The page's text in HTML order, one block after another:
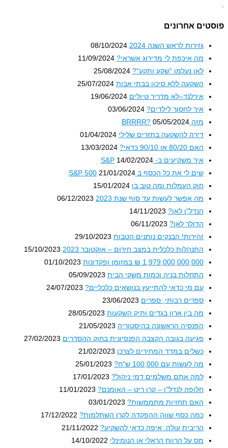
אחרונים
גזירות לראש השנה 2024
08/10/2024
מה איכפת לי מדירוג אשראי? 11/09/2024
לאן נעלמו "שקע ותקע"? 25/08/2024
השקעה ללא סיכון בבתי אבות 25/07/2024
אירלנד–לא מדריך טיולים 19/06/2024
איך לחסוך לילדים? 03/06/2024
מזה BRRRR?
05/05/2024
דירה להשקעה בתזרים שלילי 01/04/2024
האם 80/20 או 90/10 כדאי?
13/03/2024
איך משקיעים ב- S&P14/02/2024
שים לי את כל הכסף ב S&P 50021/01/2024
חוק העמלות ומה טוב בו 15/01/2024
מה אפשר לעשות עד סוף שנת 2023
06/12/2023
הנדל"ן לאן? 14/11/2023
הדולר לאן? 06/11/2023
זהירות! הבנקים נותנים הטבות 29/10/2023
התנהלות כלכלית במצב חירום – אוקטובר 2023
15/10/2023
1,979,000,000,000 ₪ במזומן ופקדונות
01/10/2023
התחלות בניה וכמות משקי הבית 05/09/2023
עם מי כדאי להתייעץ בנושאים כלכליים? 24/07/2023
ספרים רבותי, ספרים 23/06/2023
מה בין ארון בגדים ותיק השקעות 28/05/2023
הפנסיה הראשונה בהיסטוריה 21/05/2023
פגיעה בגובה הקצבה הפנסיונית בחוק ההסדרים 27/02/2023
כשלים במדד המחירים לצרכן 21/02/2023
מה לעשות עם 100,000 ש"ח?
25/01/2023
למה אתם משלמים דמי ניהול? 17/01/2023
חלופה לנדל"ן – קרן ריט – האומנם? 11/01/2023
האם תחזיות מתממשות? 03/01/2023
כמה כסף שווה ההפקדה לקרן השתלמות? 17/12/2022
הריבית עולה. איפה כדאי להשקיע? 21/11/2022
מס על הרווח הראלי או הנומינלי 14/10/2022